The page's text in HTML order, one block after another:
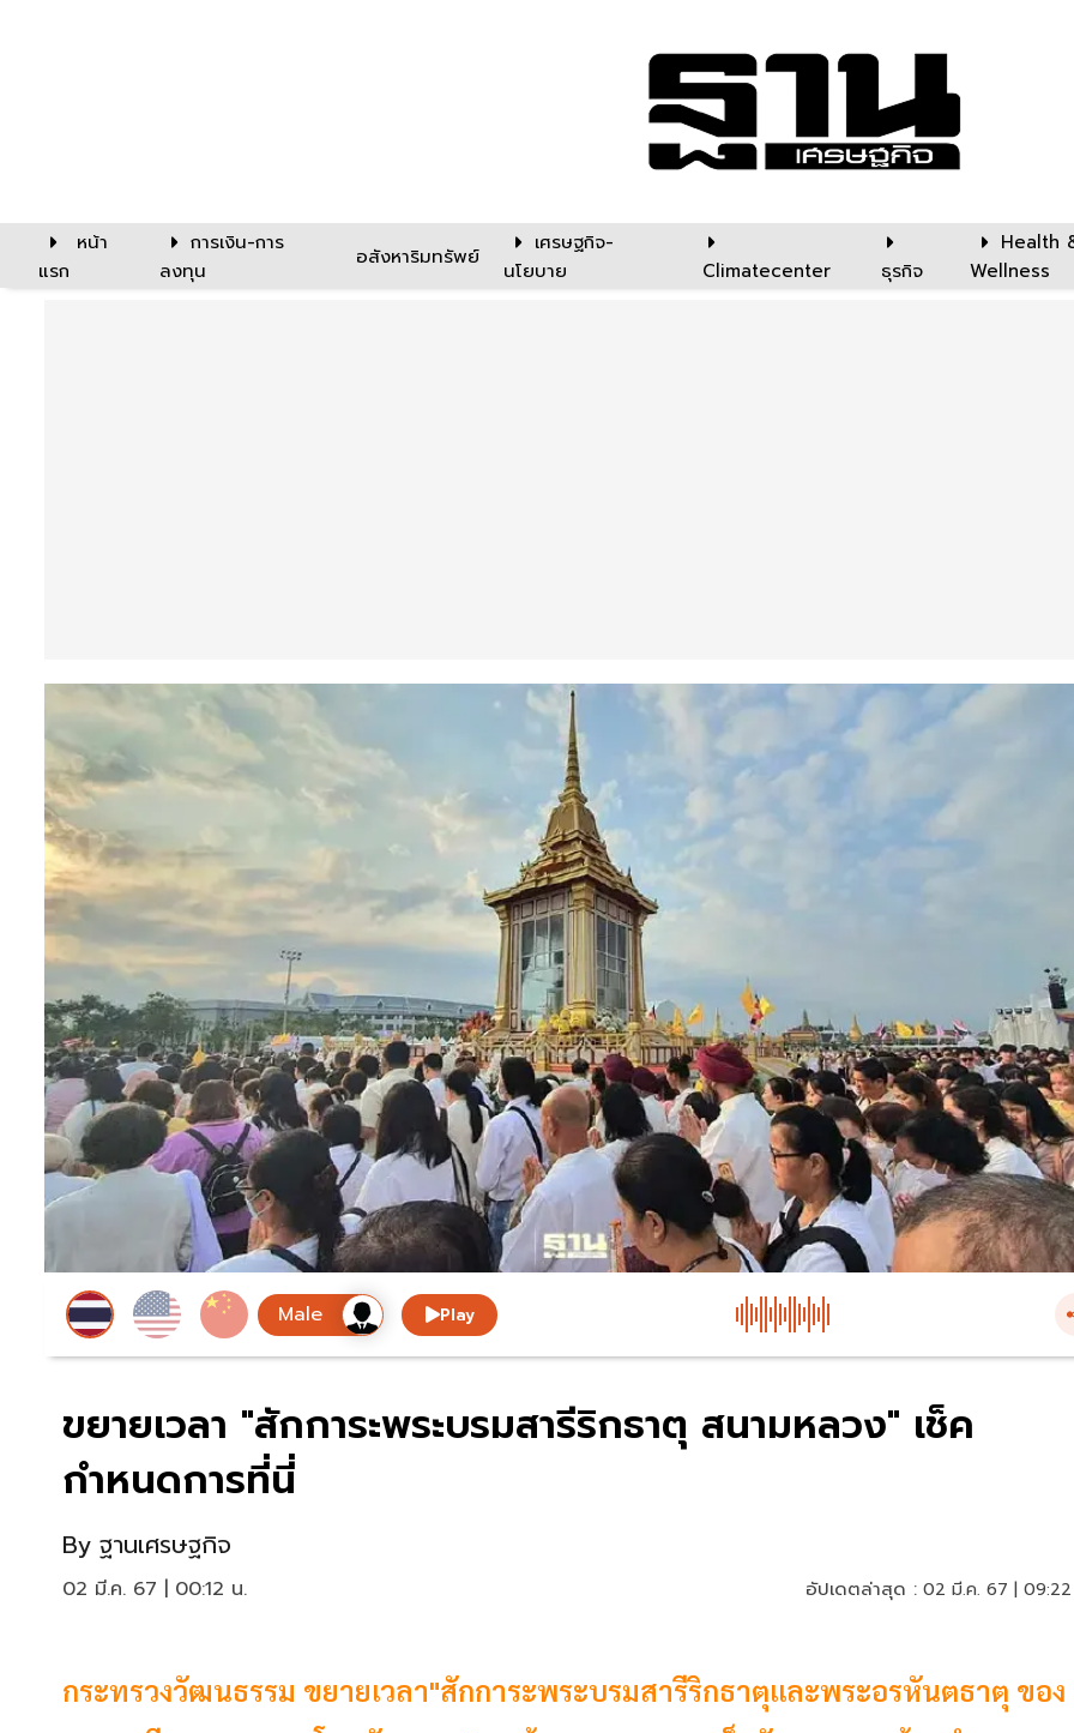
หน้า
แรก
การเงิน-การ
ลงทุน
อสังหาริมทรัพย์
เศรษฐกิจ-
นโยบาย
Climatecenter ธุรกิจ
Health
Wellness
Play
ขยายเวลา "สักการะพระบรมสารีริกธาตุ สนามหลวง" เช็ค
กำหนดการที่นี่
By ฐานเศรษฐกิจ
02 มี.ค. 67 | 00:12 น. อัปเดตล่าสุด : 02 มี.ค. 67 |
กระทรวงวัฒนธรรม ขยายเวลา"สักการะพระบรมสารีริกธาตุและพระอรหันตธาตุ ของ